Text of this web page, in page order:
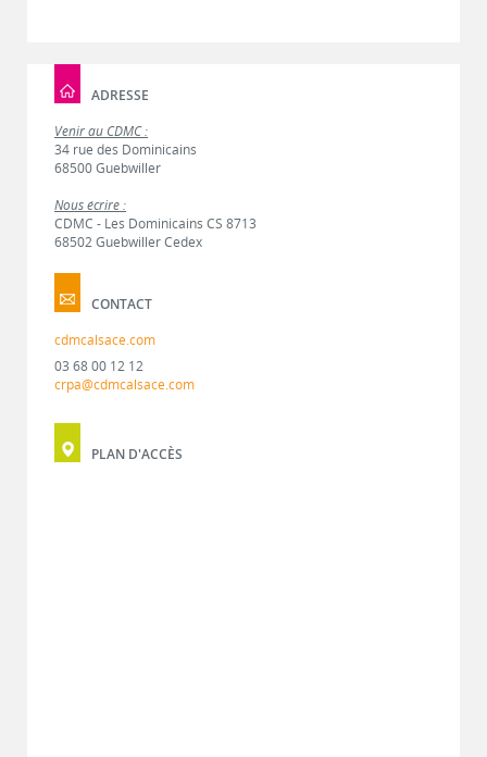
ADRESSE
Venir au CDMC :
34 rue des Dominicains
68500 Guebwiller
Nous écrire :
CDMC - Les Dominicains CS 8713
68502 Guebwiller Cedex
CONTACT
cdmcalsace.com
03 68 00 12 12
crpa@cdmcalsace.com
PLAN D'ACCÈS